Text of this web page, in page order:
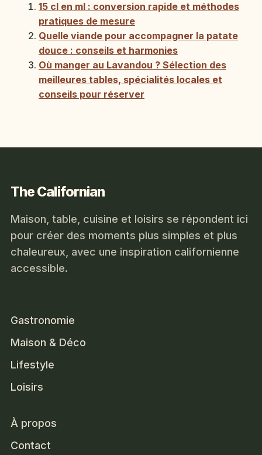
15 cl en ml : conversion rapide et méthodes
pratiques de mesure
Quelle viande pour accompagner la patate
douce : conseils et harmonies
Où manger au Lavandou ? Sélection des
meilleures tables, spécialités locales et
conseils pour réserver
The Californian
Maison, table, cuisine et loisirs se répondent ici
pour créer des moments plus simples et plus
chaleureux, avec une inspiration californienne
accessible.
Gastronomie
Maison & Déco
Lifestyle
Loisirs
À propos
Contact